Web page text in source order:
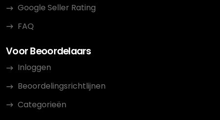
Google Seller Rating
FAQ
Voor Beoordelaars
Inloggen
Beoordelingsrichtlijnen
Categorieën